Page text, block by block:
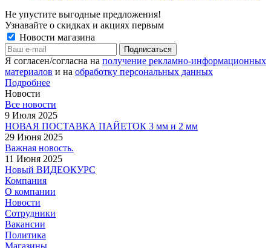
Не упустите выгодные предложения!
Узнавайте о скидках и акциях первым
Новости магазина
Я согласен/согласна на получение рекламно-информационных
материалов и на обработку персональных данных
Подробнее
Новости
Все новости
9 Июля 2025
НОВАЯ ПОСТАВКА ПАЙЕТОК 3 мм и 2 мм
29 Июня 2025
Важная новость.
11 Июня 2025
Новый ВИДЕОКУРС
Компания
О компании
Новости
Сотрудники
Вакансии
Политика